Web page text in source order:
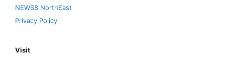
NEWS8 NorthEast
Privacy Policy
Visit